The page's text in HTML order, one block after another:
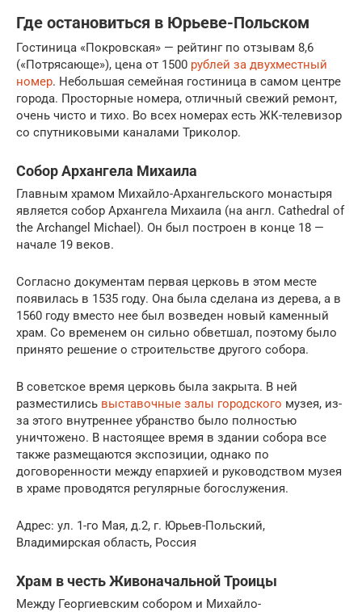
Где остановиться в Юрьеве-Польском
Гостиница «Покровская» — рейтинг по отзывам 8,6
(«Потрясающе»), цена от 1500 рублей за двухместный
номер. Небольшая семейная гостиница в самом центре
города. Просторные номера, отличный свежий ремонт,
очень чисто и тихо. Во всех номерах есть ЖК-телевизор
со спутниковыми каналами Триколор.
Собор Архангела Михаила
Главным храмом Михайло-Архангельского монастыря
является собор Архангела Михаила (на англ. Cathedral of
the Archangel Michael). Он был построен в конце 18 —
начале 19 веков.
Согласно документам первая церковь в этом месте
появилась в 1535 году. Она была сделана из дерева, а в
1560 году вместо нее был возведен новый каменный
храм. Со временем он сильно обветшал, поэтому было
принято решение о строительстве другого собора.
В советское время церковь была закрыта. В ней
разместились выставочные залы городского музея, из-
за этого внутреннее убранство было полностью
уничтожено. В настоящее время в здании собора все
также размещаются экспозиции, однако по
договоренности между епархией и руководством музея
в храме проводятся регулярные богослужения.
Адрес: ул. 1-го Мая, д.2, г. Юрьев-Польский,
Владимирская область, Россия
Храм в честь Живоначальной Троицы
Между Георгиевским собором и Михайло-